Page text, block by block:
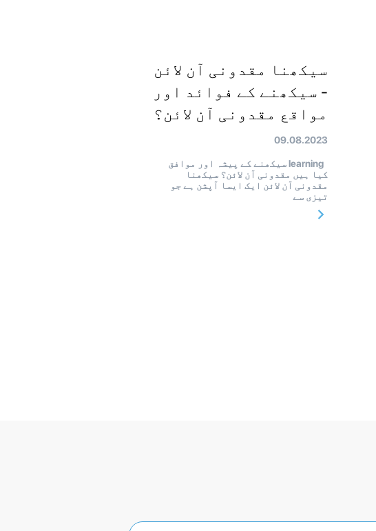
سیکھنا مقدونی آن لائن
- سیکھنے کے فوائد اور
مواقع مقدونی آن لائن؟
09.08.2023
learning سیکھنے کے پیشہ اور موافق
کیا ہیں مقدونی آن لائن؟ سیکھنا
مقدونی آن لائن ایک ایسا آپشن ہے جو
تیزی سے